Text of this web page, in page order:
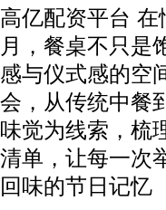
高亿配资平台
月，餐桌不只是
感与仪式感的空
会，从传统中餐
味觉为线索，梳
清单，让每一次
回味的节日记忆